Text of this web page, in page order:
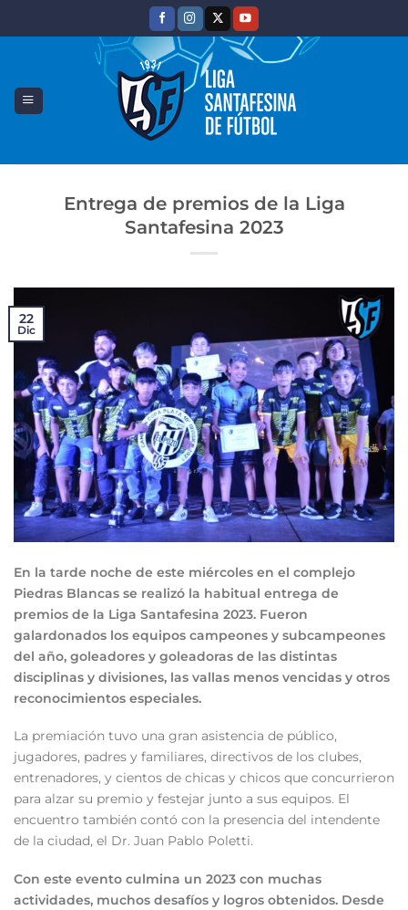
Entrega de premios de la Liga
Santafesina 2023
22
Dic
En la tarde noche de este miércoles en el complejo
Piedras Blancas se realizó la habitual entrega de
premios de la Liga Santafesina 2023. Fueron
galardonados los equipos campeones y subcampeones
del año, goleadores y goleadoras de las distintas
disciplinas y divisiones, las vallas menos vencidas y otros
reconocimientos especiales.
La premiación tuvo una gran asistencia de público,
jugadores, padres y familiares, directivos de los clubes,
entrenadores, y cientos de chicas y chicos que concurrieron
para alzar su premio y festejar junto a sus equipos. El
encuentro también contó con la presencia del intendente
de la ciudad, el Dr. Juan Pablo Poletti.
Con este evento culmina un 2023 con muchas
actividades, muchos desafíos y logros obtenidos. Desde